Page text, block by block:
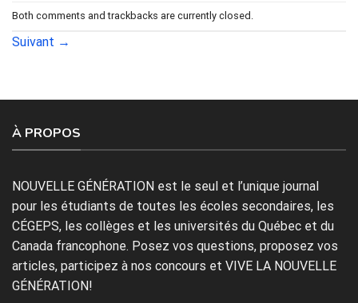
Both comments and trackbacks are currently closed.
Suivant →
À PROPOS
NOUVELLE GÉNÉRATION est le seul et l’unique journal
pour les étudiants de toutes les écoles secondaires, les
CÉGEPS, les collèges et les universités du Québec et du
Canada francophone. Posez vos questions, proposez vos
articles, participez à nos concours et VIVE LA NOUVELLE
GÉNÉRATION!